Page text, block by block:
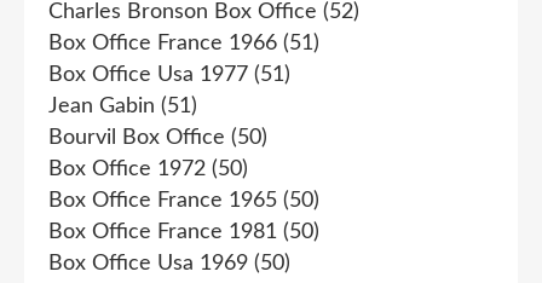
Charles Bronson Box Office (52)
Box Office France 1966 (51)
Box Office Usa 1977 (51)
Jean Gabin (51)
Bourvil Box Office (50)
Box Office 1972 (50)
Box Office France 1965 (50)
Box Office France 1981 (50)
Box Office Usa 1969 (50)